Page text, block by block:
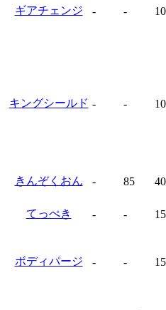
ギアチェンジ - - 10
キングシールド - - 10
きんぞくおん - 85 40
てっぺき - - 15
ボディパージ - - 15